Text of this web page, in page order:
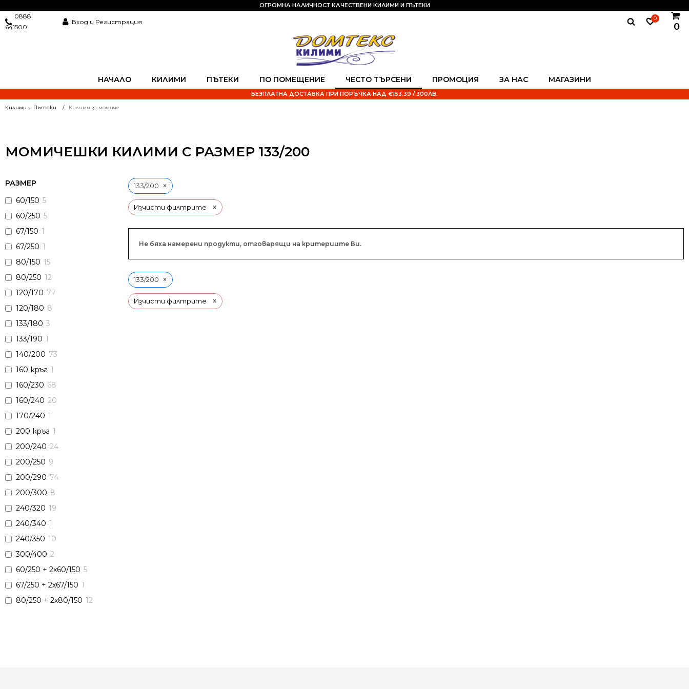
НАЧАЛО КИЛИМИ ПЪТЕКИ ПО ПОМЕЩЕНИЕ ЧЕСТО ТЪРСЕНИ ПРОМОЦИЯ ЗА НАС МАГАЗИНИ
0
0
0888
641500
Вход и Регистрация
ОГРОМНА НАЛИЧНОСТ КАЧЕСТВЕНИ КИЛИМИ И ПЪТЕКИ
БЕЗПЛАТНА ДОСТАВКА ПРИ ПОРЪЧКА НАД €153.39 / 300ЛВ.
Килими и Пътеки Килими за момиче
МОМИЧЕШКИ КИЛИМИ С РАЗМЕР 133/200
РАЗМЕР
60/150 5
60/250 5
67/150 1
67/250 1
80/150 15
80/250 12
120/170 77
120/180 8
133/180 3
133/190 1
140/200 73
160 кръг 1
160/230 68
160/240 20
170/240 1
200 кръг 1
200/240 24
200/250 9
200/290 74
200/300 8
240/320 19
240/340 1
240/350 10
300/400 2
60/250 + 2х60/150 5
67/250 + 2х67/150 1
80/250 + 2х80/150 12
Изчисти филтрите ×
133/200 ×
Не бяха намерени продукти, отговарящи на критериите Ви.
Изчисти филтрите ×
133/200 ×